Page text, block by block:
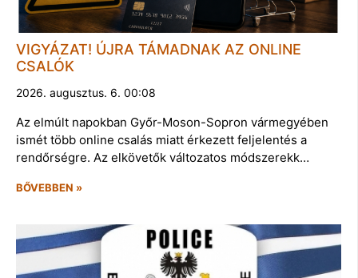
VIGYÁZAT! ÚJRA TÁMADNAK AZ ONLINE
CSALÓK
2026. augusztus. 6. 00:08
Az elmúlt napokban Győr-Moson-Sopron vármegyében
ismét több online csalás miatt érkezett feljelentés a
rendőrségre. Az elkövetők változatos módszerekk…
BŐVEBBEN »